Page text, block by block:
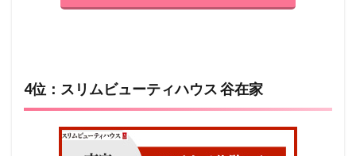
4位：スリムビューティハウス 谷在家